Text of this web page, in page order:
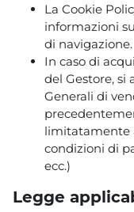
La Cookie
informazioni
di navigazione.
In caso di
del Gestore, si
Generali di
limitatamente
condizioni di
ecc.)
Legge